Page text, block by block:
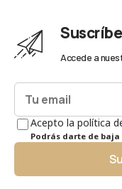
Accede a
Acepto la política
Podrás darte de